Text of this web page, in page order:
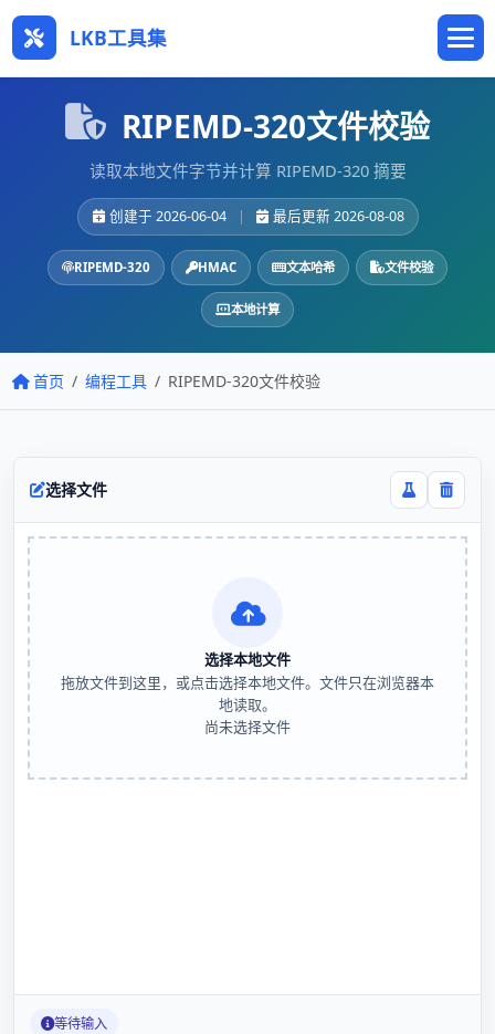
LKB工具集
RIPEMD-320文件校验
读取本地文件字节并计算 RIPEMD-320 摘要
创建于 2026-06-04 | 最后更新 2026-08-08
RIPEMD-320 HMAC 文本哈希 文件校验
本地计算
首页 编程工具 RIPEMD-320文件校验
选择文件
选择本地文件
拖放文件到这里，或点击选择本地文件。文件只在浏览器本
地读取。
尚未选择文件
等待输入